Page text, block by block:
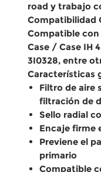
road y trabajo
Compatibilidad
Compatible con
Case / Case IH
3I0328, entre
Características
Filtro de aire
filtración de
Sello radial
Encaje firme
Previene el
primario
Compatible